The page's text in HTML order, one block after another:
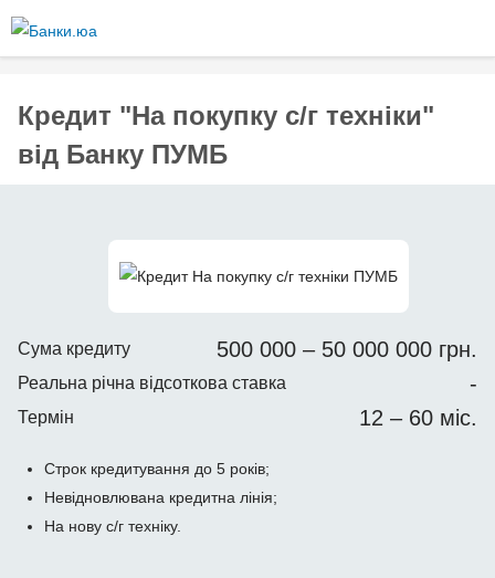
основного
Кредит "На покупку с/г техніки"
від Банку ПУМБ
Сума кредиту 500 000 – 50 000 000 грн.
Реальна річна відсоткова ставка -
Термін 12 – 60 міс.
Строк кредитування до 5 років;
Невідновлювана кредитна лінія;
На нову с/г техніку.